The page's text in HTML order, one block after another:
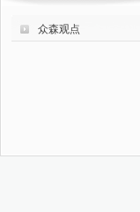
众森观点